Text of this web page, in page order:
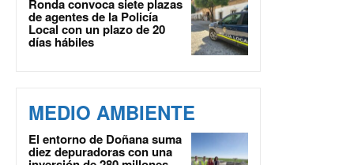
Ronda convoca siete plazas
de agentes de la Policía
Local con un plazo de 20
días hábiles
MEDIO AMBIENTE
El entorno de Doñana suma
diez depuradoras con una